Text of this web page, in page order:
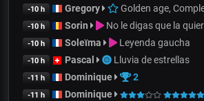
-10 h Gregory Golden age,
-10 h Sorin No le digas que la
-10 h Soleïma Leyenda gaucha
-10 h Pascal Lluvia de estrellas
-11 h Dominique 2
-11 h Dominique